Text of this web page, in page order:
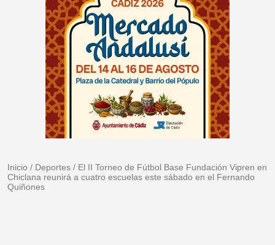
Inicio / Deportes / El II Torneo de Fútbol Base Fundación Vipren en
Chiclana reunirá a cuatro escuelas este sábado en el Fernando
Quiñones